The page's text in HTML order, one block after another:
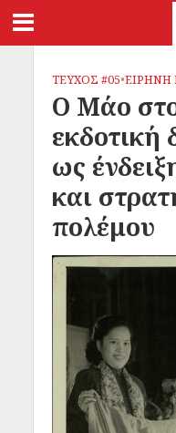
ΤΕΥΧΟΣ #05•ΕΙΡΗΝΗ
Ο Μάο
εκδοτική
ως
και
πολέμου